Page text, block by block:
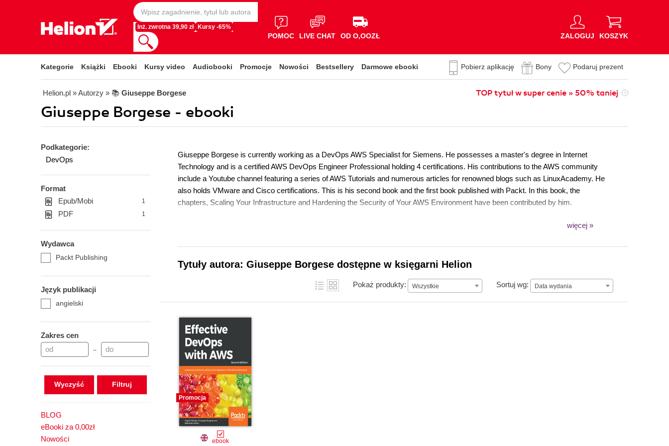
Inż. zwrotna 39,90 zł Kursy -65%
POMOC LIVE CHAT OD O,OOZŁ ZALOGUJ KOSZYK
Kategorie Książki Ebooki Kursy video Audiobooki Promocje Nowości Bestsellery Darmowe ebooki Pobierz aplikację Bony Podaruj prezent
Helion.pl » Autorzy » 📚 Giuseppe Borgese TOP tytuł w super cenie » 50% taniej
Giuseppe Borgese - ebooki
Podkategorie:
DevOps
Format
Epub/Mobi
1
PDF 1
Wydawca
Packt Publishing
Język publikacji
angielski
Zakres cen
–
Wyczyść
BLOG
eBooki za 0,00zł
Nowości
Giuseppe Borgese is currently working as a DevOps AWS Specialist for Siemens. He possesses a master's degree in Internet
Technology and is a certified AWS DevOps Engineer Professional holding 4 certifications. His contributions to the AWS community
include a Youtube channel featuring a series of AWS Tutorials and numerous articles for renowned blogs such as LinuxAcademy. He
also holds VMware and Cisco certifications. This is his second book and the first book published with Packt. In this book, the
chapters, Scaling Your Infrastructure and Hardening the Security of Your AWS Environment have been contributed by him.
więcej »
Tytuły autora: Giuseppe Borgese dostępne w księgarni Helion
Pokaż produkty: Wszystkie Sortuj wg: Data wydania
Data wydania
Promocja
ebook